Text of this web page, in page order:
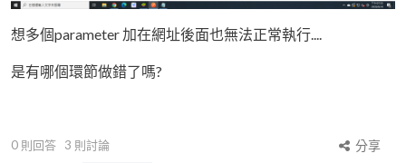
想多個parameter 加在網址後面也無法正常執行....
是有哪個環節做錯了嗎?
0 則回答 3 則討論
分享